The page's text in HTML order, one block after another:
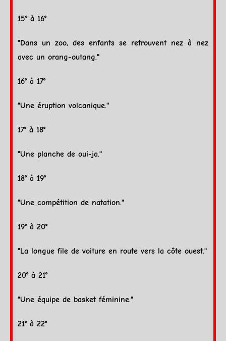
15° à 16°
"Dans un zoo, des enfants se retrouvent nez à nez
avec un orang-outang."
16° à 17°
"Une éruption volcanique."
17° à 18°
"Une planche de oui-ja."
18° à 19°
"Une compétition de natation."
19° à 20°
"La longue file de voiture en route vers la côte ouest."
20° à 21°
"Une équipe de basket féminine."
21° à 22°